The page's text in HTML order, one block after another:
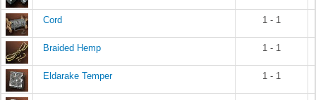
Cord 1 - 1
Braided Hemp 1 - 1
Eldarake Temper 1 - 1